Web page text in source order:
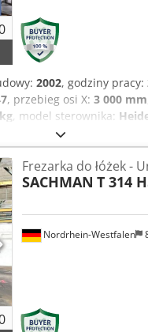
2002, godziny pracy:
, przebieg osi X: 3 000 mm
, model sterownika:
ofertę! DANE
Skok osi Z: 1500 mm
60 – 3600 obr./
Heidenhain TNC
Całkowite
maszyny: ok. 47 t
chłodziwa (IKZ)
wysokich obrotach (30
Nordrhein-Westfalen
Frezarka do łóżek -
SACHMAN T 314